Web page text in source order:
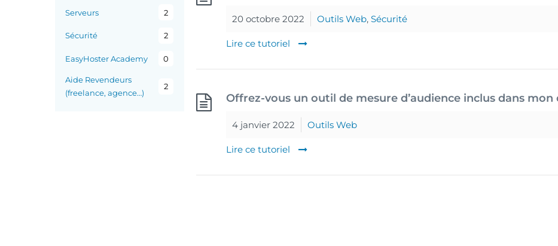
Serveurs 2
Sécurité 2
EasyHoster Academy 0
Aide Revendeurs
(freelance, agence…)
2
20 octobre 2022 Outils Web, Sécurité
Lire ce tutoriel
Offrez-vous un outil de mesure d’audience inclus dans
4 janvier 2022 Outils Web
Lire ce tutoriel